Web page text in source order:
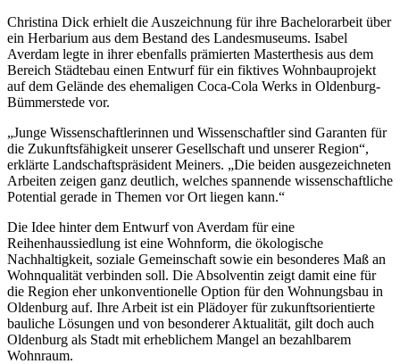
Christina Dick erhielt die Auszeichnung für ihre Bachelorarbeit über
ein Herbarium aus dem Bestand des Landesmuseums. Isabel
Averdam legte in ihrer ebenfalls prämierten Masterthesis aus dem
Bereich Städtebau einen Entwurf für ein fiktives Wohnbauprojekt
auf dem Gelände des ehemaligen Coca-Cola Werks in Oldenburg-
Bümmerstede vor.
„Junge Wissenschaftlerinnen und Wissenschaftler sind Garanten für
die Zukunftsfähigkeit unserer Gesellschaft und unserer Region“,
erklärte Landschaftspräsident Meiners. „Die beiden ausgezeichneten
Arbeiten zeigen ganz deutlich, welches spannende wissenschaftliche
Potential gerade in Themen vor Ort liegen kann.“
Die Idee hinter dem Entwurf von Averdam für eine
Reihenhaussiedlung ist eine Wohnform, die ökologische
Nachhaltigkeit, soziale Gemeinschaft sowie ein besonderes Maß an
Wohnqualität verbinden soll. Die Absolventin zeigt damit eine für
die Region eher unkonventionelle Option für den Wohnungsbau in
Oldenburg auf. Ihre Arbeit ist ein Plädoyer für zukunftsorientierte
bauliche Lösungen und von besonderer Aktualität, gilt doch auch
Oldenburg als Stadt mit erheblichem Mangel an bezahlbarem
Wohnraum.